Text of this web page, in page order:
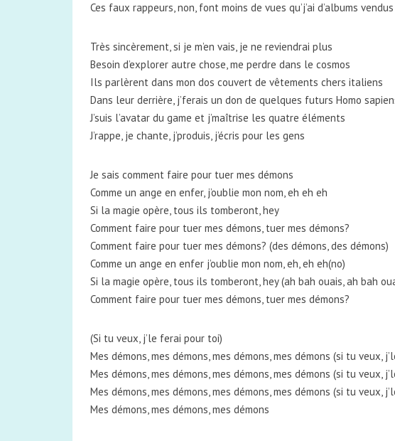
Ces faux rappeurs, non, font moins de vues qu’j’ai d’albums vendus
Très sincèrement, si je m’en vais, je ne reviendrai plus
Besoin d’explorer autre chose, me perdre dans le cosmos
Ils parlèrent dans mon dos couvert de vêtements chers italiens
Dans leur derrière, j’ferais un don de quelques futurs Homo
J’suis l’avatar du game et j’maîtrise les quatre éléments
J’rappe, je chante, j’produis, j’écris pour les gens
Je sais comment faire pour tuer mes démons
Comme un ange en enfer, j’oublie mon nom, eh eh eh
Si la magie opère, tous ils tomberont, hey
Comment faire pour tuer mes démons, tuer mes démons?
Comment faire pour tuer mes démons? (des démons, des démons)
Comme un ange en enfer j’oublie mon nom, eh, eh eh(no)
Si la magie opère, tous ils tomberont, hey (ah bah ouais, ah bah
Comment faire pour tuer mes démons, tuer mes démons?
(Si tu veux, j’le ferai pour toi)
Mes démons, mes démons, mes démons, mes démons (si tu veux,
Mes démons, mes démons, mes démons, mes démons (si tu veux,
Mes démons, mes démons, mes démons, mes démons (si tu veux,
Mes démons, mes démons, mes démons